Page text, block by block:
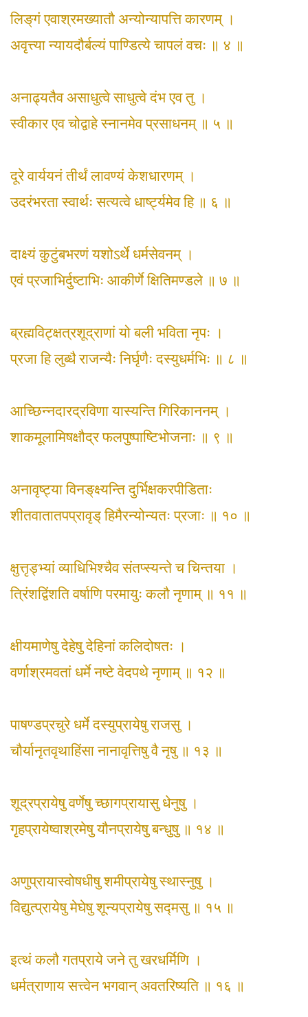
लिङ्‌गं एवाश्रमख्यातौ अन्योन्यापत्ति कारणम् ।
अवृत्त्या न्यायदौर्बल्यं पाण्डित्ये चापलं वचः ॥ ४ ॥
अनाढ्यतैव असाधुत्वे साधुत्वे दंभ एव तु ।
स्वीकार एव चोद्वाहे स्नानमेव प्रसाधनम् ॥ ५ ॥
दूरे वार्ययनं तीर्थं लावण्यं केशधारणम् ।
उदरंभरता स्वार्थः सत्यत्वे धार्ष्ट्यमेव हि ॥ ६ ॥
दाक्ष्यं कुटुंबभरणं यशोऽर्थे धर्मसेवनम् ।
एवं प्रजाभिर्दुष्टाभिः आकीर्णे क्षितिमण्डले ॥ ७ ॥
ब्रह्मविट्क्षत्रशूद्राणां यो बली भविता नृपः ।
प्रजा हि लुब्धै राजन्यैः निर्घृणैः दस्युधर्मभिः ॥ ८ ॥
आच्छिन्नदारद्रविणा यास्यन्ति गिरिकाननम् ।
शाकमूलामिषक्षौद्र फलपुष्पाष्टिभोजनाः ॥ ९ ॥
अनावृष्ट्या विनङ्‌क्ष्यन्ति दुर्भिक्षकरपीडिताः
शीतवातातपप्रावृड् हिमैरन्योन्यतः प्रजाः ॥ १० ॥
क्षुत्तृड्भ्यां व्याधिभिश्चैव संतप्स्यन्ते च चिन्तया ।
त्रिंशद्विंशति वर्षाणि परमायुः कलौ नृणाम् ॥ ११ ॥
क्षीयमाणेषु देहेषु देहिनां कलिदोषतः ।
वर्णाश्रमवतां धर्मे नष्टे वेदपथे नृणाम् ॥ १२ ॥
पाषण्डप्रचुरे धर्मे दस्युप्रायेषु राजसु ।
चौर्यानृतवृथाहिंसा नानावृत्तिषु वै नृषु ॥ १३ ॥
शूद्रप्रायेषु वर्णेषु च्छागप्रायासु धेनुषु ।
गृहप्रायेष्वाश्रमेषु यौनप्रायेषु बन्धुषु ॥ १४ ॥
अणुप्रायास्वोषधीषु शमीप्रायेषु स्थास्नुषु ।
विद्युत्प्रायेषु मेघेषु शून्यप्रायेषु सद्मसु ॥ १५ ॥
इत्थं कलौ गतप्राये जने तु खरधर्मिणि ।
धर्मत्राणाय सत्त्वेन भगवान् अवतरिष्यति ॥ १६ ॥